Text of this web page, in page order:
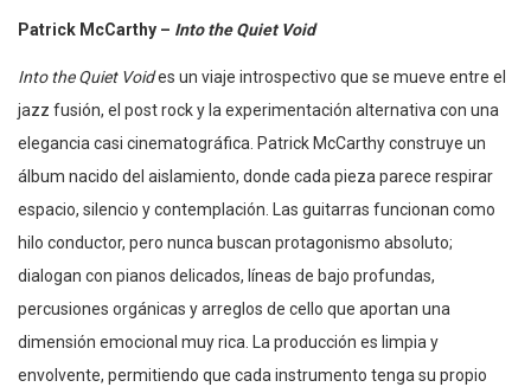
Patrick McCarthy – Into the Quiet Void
Into the Quiet Voides un viaje introspectivo que se mueve entre el
jazz fusión, el post rock y la experimentación alternativa con una
elegancia casi cinematográfica. Patrick McCarthy construye un
álbum nacido del aislamiento, donde cada pieza parece respirar
espacio, silencio y contemplación. Las guitarras funcionan como
hilo conductor, pero nunca buscan protagonismo absoluto;
dialogan con pianos delicados, líneas de bajo profundas,
percusiones orgánicas y arreglos de cello que aportan una
dimensión emocional muy rica. La producción es limpia y
envolvente, permitiendo que cada instrumento tenga su propio